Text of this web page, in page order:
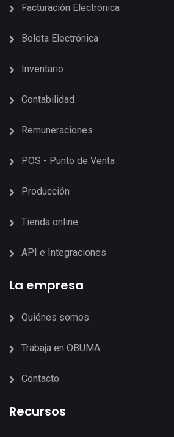
Facturación Electrónica
Boleta Electrónica
Inventario
Contabilidad
Remuneraciones
POS - Punto de Venta
Producción
Tienda online
API e Integraciones
La empresa
Quiénes somos
Trabaja en OBUMA
Contacto
Recursos